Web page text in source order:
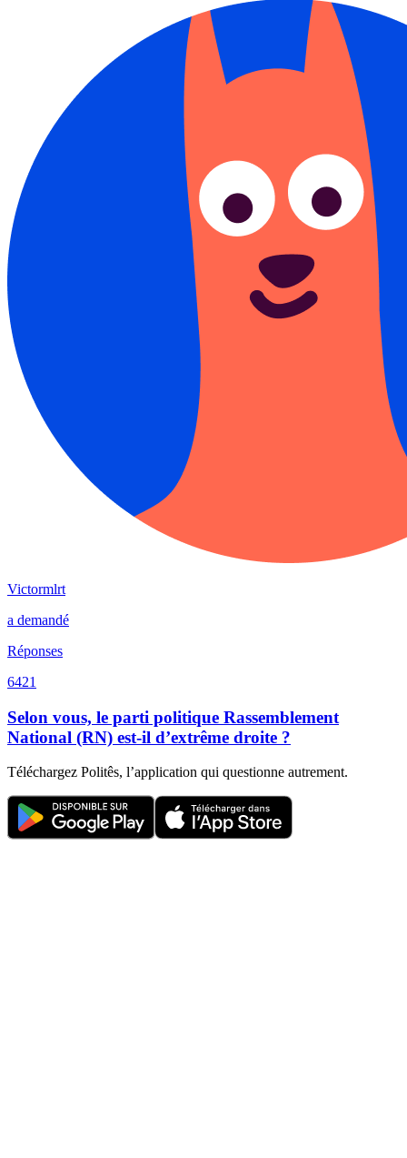
Victormlrt
a demandé
Réponses
6421
Selon vous, le parti politique Rassemblement
National (RN) est-il d’extrême droite ?
Téléchargez Politês, l’application qui questionne autrement.